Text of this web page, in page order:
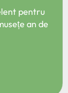
pentru
an de